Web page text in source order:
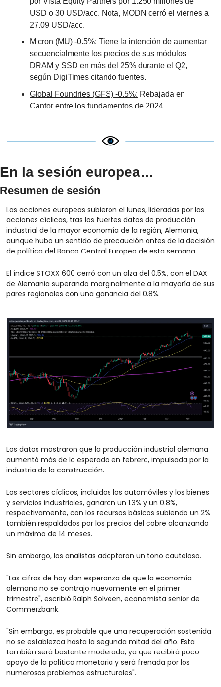
USD o 30 USD/acc. Nota, MODN cerró el viernes a
27.09 USD/acc.
Micron (MU) -0.5%: Tiene la intención de aumentar
secuencialmente los precios de sus módulos
DRAM y SSD en más del 25% durante el Q2,
según DigiTimes citando fuentes.
Global Foundries (GFS) -0.5%: Rebajada en
Cantor entre los fundamentos de 2024.
En la sesión europea…
Resumen de sesión
Las acciones europeas subieron el lunes, lideradas por las
acciones cíclicas, tras los fuertes datos de producción
industrial de la mayor economía de la región, Alemania,
aunque hubo un sentido de precaución antes de la decisión
de política del Banco Central Europeo de esta semana.
El índice STOXX 600 cerró con un alza del 0.5%, con el DAX
de Alemania superando marginalmente a la mayoría de sus
pares regionales con una ganancia del 0.8%.
Los datos mostraron que la producción industrial alemana
aumentó más de lo esperado en febrero, impulsada por la
industria de la construcción.
Los sectores cíclicos, incluidos los automóviles y los bienes
y servicios industriales, ganaron un 1.3% y un 0.8%,
respectivamente, con los recursos básicos subiendo un 2%
también respaldados por los precios del cobre alcanzando
un máximo de 14 meses.
Sin embargo, los analistas adoptaron un tono cauteloso.
"Las cifras de hoy dan esperanza de que la economía
alemana no se contrajo nuevamente en el primer
trimestre", escribió Ralph Solveen, economista senior de
Commerzbank.
"Sin embargo, es probable que una recuperación sostenida
no se establezca hasta la segunda mitad del año. Esta
también será bastante moderada, ya que recibirá poco
apoyo de la política monetaria y será frenada por los
numerosos problemas estructurales".